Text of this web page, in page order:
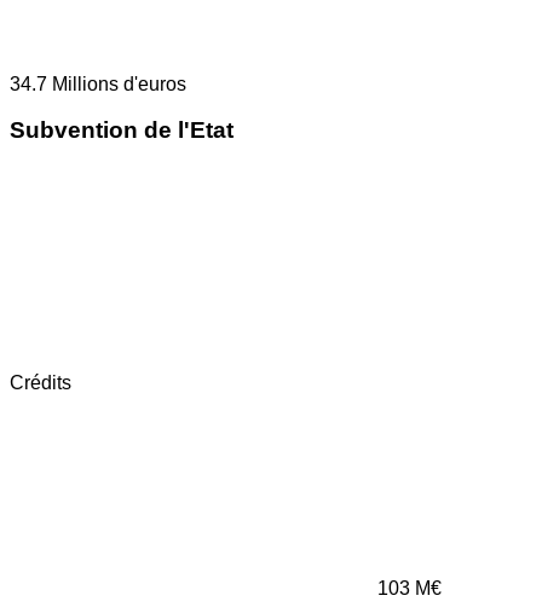
34.7 Millions d'euros
Subvention de l'Etat
Crédits
103 M€